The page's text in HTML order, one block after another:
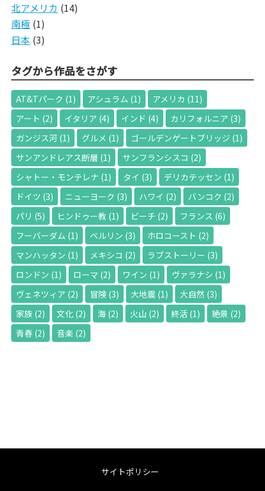
北アメリカ (14)
南極 (1)
日本 (3)
タグから作品をさがす
AT&Tパーク (1) アシュラム (1) アメリカ (11)
アート (2) イタリア (4) インド (4) カリフォルニア (3)
ガンジス河(1) グルメ (1) ゴールデンゲートブリッジ (1)
サンアンドレアス断層 (1) サンフランシスコ (2)
シャトー・モンテレナ (1) タイ (3) デリカテッセン (1)
ドイツ (3) ニューヨーク (3) ハワイ (2) バンコク (2)
パリ (5) ヒンドゥー教 (1) ビーチ (2) フランス (6)
フーバーダム (1) ベルリン (3) ホロコースト (2)
マンハッタン (1) メキシコ (2) ラブストーリー (3)
ロンドン (1) ローマ (2) ワイン (1) ヴァラナシ (1)
ヴェネツィア (2) 冒険(3) 大地震(1) 大自然 (3)
家族 (2) 文化(2) 海(2) 火山 (2) 終活(1) 絶景 (2)
青春(2) 音楽 (2)
サイトポリシー